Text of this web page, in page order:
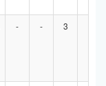
- - 3